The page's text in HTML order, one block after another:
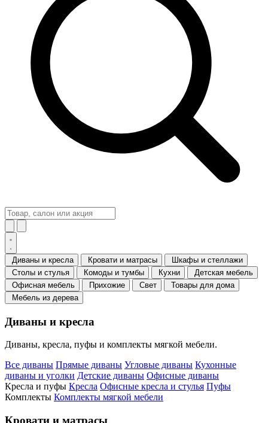
Диваны и кресла Кровати и матрасы
Шкафы и стеллажи
Столы и стулья
Комоды и тумбы Кухни
Детская мебель
Офисная мебель
Прихожие Свет
Товары для дома
Мебель из дерева
Диваны и кресла
Диваны, кресла, пуфы и комплекты мягкой мебели.
Все диваны Прямые диваны Угловые диваны Кухонные
диваны и уголки Детские диваны Офисные диваны
Кресла и пуфы Кресла Офисные кресла и стулья Пуфы
Комплекты Комплекты мягкой мебели
Кровати и матрасы